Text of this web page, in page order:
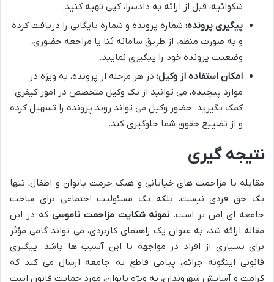
شکوائیه، قبل از ارائه به دادسرا، کپی تهیه کنید.
پیگیری پرونده: شماره پرونده و شماره بایگانی را دریافت کرده
و به صورت منظم، از طریق سامانه ثنا یا مراجعه حضوری،
وضعیت پرونده خود را پیگیری نمایید.
امکان استفاده از وکیل: در هر مرحله از پرونده، به ویژه در
موارد پیچیده، می توانید از یک وکیل متخصص در امور کیفری
کمک بگیرید. حضور وکیل می تواند روند پرونده را تسهیل کرده
و از تضییع حقوق شما جلوگیری کند.
نتیجه گیری
مقابله با مزاحمت های خیابانی و هتک حرمت بانوان و اطفال، تنها
یک حق فردی نیست، بلکه یک مسئولیت اجتماعی برای ساخت
جامعه ای امن تر است. نمونه شکایت مزاحمت ناموسی که در این
مقاله ارائه شد، به عنوان یک راهنمای کاربردی، می تواند گامی مؤثر
برای بسیاری از افراد در مواجهه با این آسیب ها باشد. پیگیری
قانونی اینگونه جرائم، پیامی قاطع به جامعه ارسال می کند که
کرامت و آسایش شهروندان، به ویژه بانوان، مورد حمایت قانون است